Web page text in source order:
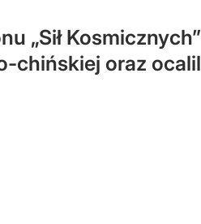
„Sił
chińskiej oraz